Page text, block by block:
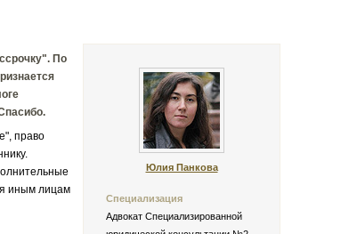
Юлия Панкова
Специализация
Адвокат Специализированной
По
право
иным лицам